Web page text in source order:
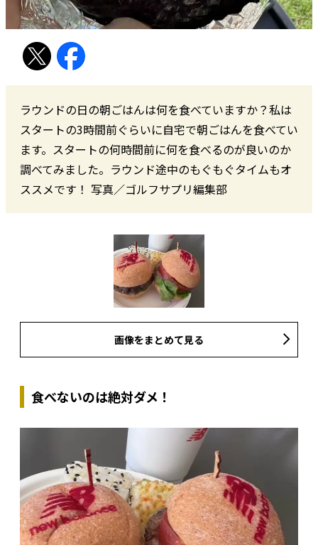
ラウンドの日の朝ごはんは何を食べていますか？私は
スタートの3時間前ぐらいに自宅で朝ごはんを食べてい
ます。スタートの何時間前に何を食べるのが良いのか
調べてみました。ラウンド途中のもぐもぐタイムもオ
ススメです！ 写真／ゴルフサプリ編集部
画像をまとめて見る
食べないのは絶対ダメ！